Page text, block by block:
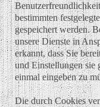
bestimmten
gespeichert werden.
unsere Dienste in
erkannt, dass Sie
und Einstellungen sie
einmal eingeben zu
Die durch Cookies